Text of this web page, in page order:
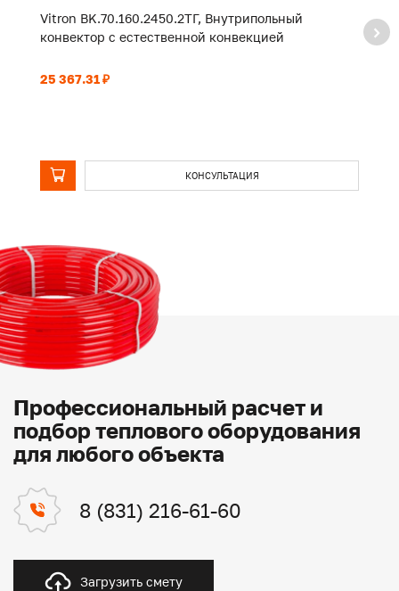
Vitron BK.70.160.2450.2ТГ, Внутрипольный
конвектор с естественной конвекцией
25 367.31 ₽
КОНСУЛЬТАЦИЯ
Профессиональный расчет и
подбор теплового оборудования
для любого объекта
8 (831) 216-61-60
Загрузить смету